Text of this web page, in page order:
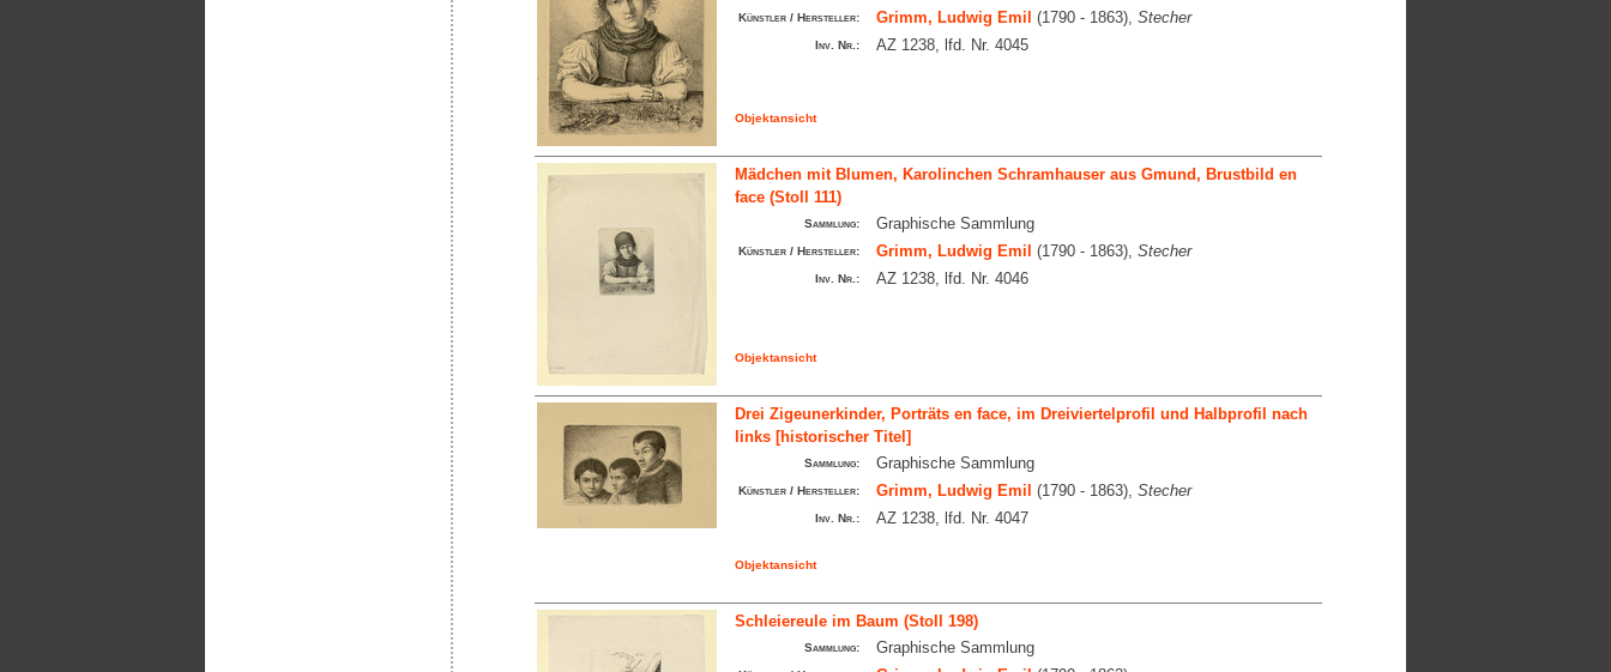
Künstler / Hersteller: Grimm, Ludwig Emil (1790 - 1863), Stecher
Inv. Nr.: AZ 1238, lfd. Nr. 4045
Objektansicht
Mädchen mit Blumen, Karolinchen Schramhauser aus Gmund, Brustbild en
face (Stoll 111)
Sammlung: Graphische Sammlung
Künstler / Hersteller: Grimm, Ludwig Emil (1790 - 1863), Stecher
Inv. Nr.: AZ 1238, lfd. Nr. 4046
Objektansicht
Drei Zigeunerkinder, Porträts en face, im Dreiviertelprofil und Halbprofil nach
links [historischer Titel]
Sammlung: Graphische Sammlung
Künstler / Hersteller: Grimm, Ludwig Emil (1790 - 1863), Stecher
Inv. Nr.: AZ 1238, lfd. Nr. 4047
Objektansicht
Schleiereule im Baum (Stoll 198)
Sammlung: Graphische Sammlung